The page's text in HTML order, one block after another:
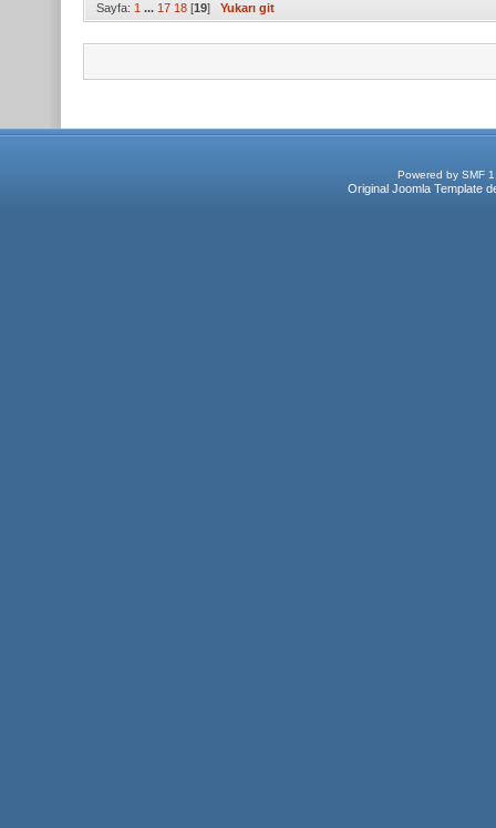
Sayfa: 1 ... 17 18 [19] Yukarı git
Powered by SMF
Original Joomla Template